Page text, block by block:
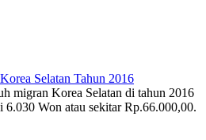
Selatan Tahun 2016
migran Korea Selatan di tahun 2016
6.030 Won atau sekitar Rp.66.000,00.